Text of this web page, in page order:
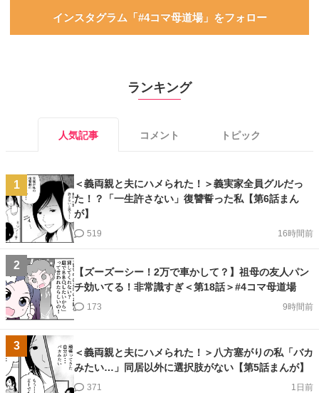
インスタグラム「#4コマ母道場」をフォロー
ランキング
人気記事 コメント トピック
1
＜義両親と夫にハメられた！＞義実家全員グルだっ
た！？「一生許さない」復讐誓った私【第6話まん
が】
16時間前
519
2
【ズーズーシー！2万で車かして？】祖母の友人パン
チ効いてる！非常識すぎ＜第18話＞#4コマ母道場
9時間前
173
3
＜義両親と夫にハメられた！＞八方塞がりの私「バカ
みたい…」同居以外に選択肢がない【第5話まんが】
1日前
371